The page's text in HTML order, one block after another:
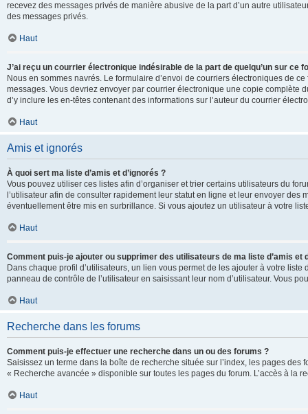
recevez des messages privés de manière abusive de la part d’un autre
des messages privés.
Haut
J’ai reçu un courrier électronique indésirable de la part de quelqu’un sur ce
Nous en sommes navrés. Le formulaire d’envoi de courriers électroniques de
messages. Vous devriez envoyer par courrier électronique une copie complète
d’y inclure les en-têtes contenant des informations sur l’auteur du courrier
Haut
Amis et ignorés
À quoi sert ma liste d’amis et d’ignorés ?
Vous pouvez utiliser ces listes afin d’organiser et trier certains utilisateurs du
l’utilisateur afin de consulter rapidement leur statut en ligne et leur envoyer
éventuellement être mis en surbrillance. Si vous ajoutez un utilisateur à votre
Haut
Comment puis-je ajouter ou supprimer des utilisateurs de ma liste d’amis et
Dans chaque profil d’utilisateurs, un lien vous permet de les ajouter à votre
panneau de contrôle de l’utilisateur en saisissant leur nom d’utilisateur. Vous
Haut
Recherche dans les forums
Comment puis-je effectuer une recherche dans un ou des forums ?
Saisissez un terme dans la boîte de recherche située sur l’index, les pages
« Recherche avancée » disponible sur toutes les pages du forum. L’accès à la
Haut